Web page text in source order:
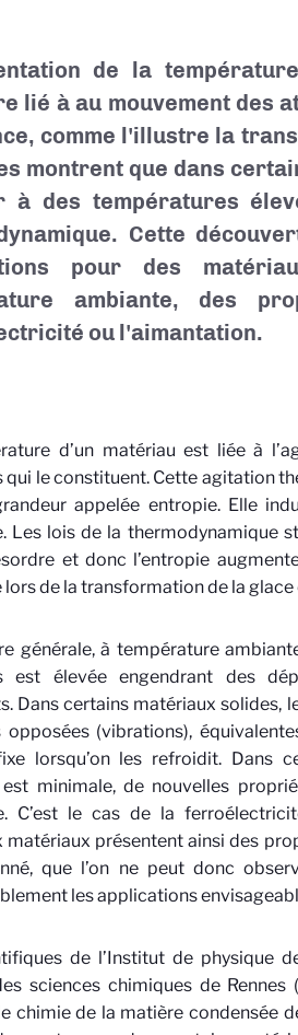
de la
lié à au mouvement des
comme l'illustre la
montrent que dans
à des températures
Cette
pour des
ambiante, des
ou l'aimantation.
d’un matériau est liée à
qui le constituent. Cette agitation
appelée entropie. Elle
Les lois de la thermodynamique
et donc l’entropie
de la transformation de la glace
générale, à température
est élevée engendrant des
Dans certains matériaux solides,
opposées (vibrations),
lorsqu’on les refroidit. Dans
est minimale, de nouvelles
C’est le cas de la
matériaux présentent ainsi des
que l’on ne peut donc
les applications
de l’Institut de physique
sciences chimiques de Rennes
chimie de la matière condensée